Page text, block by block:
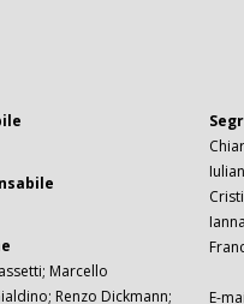
Marcello
Renzo Dickmann;
E-